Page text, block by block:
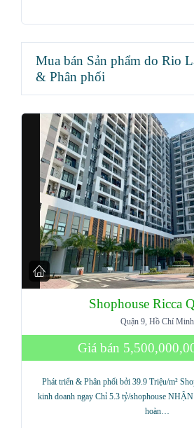
Mua bán Sản phẩm do Rio
& Phân phối
Shophouse Ricca
Quận 9, Hồ Chí Minh
Giá bán
Phát triển & Phân phối bởi 39.9 Triệu/m²
kinh doanh ngay Chỉ 5.3 tỷ/shophouse
hoàn…